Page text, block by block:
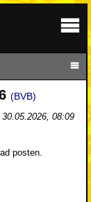
(BVB)
08:09
posten.